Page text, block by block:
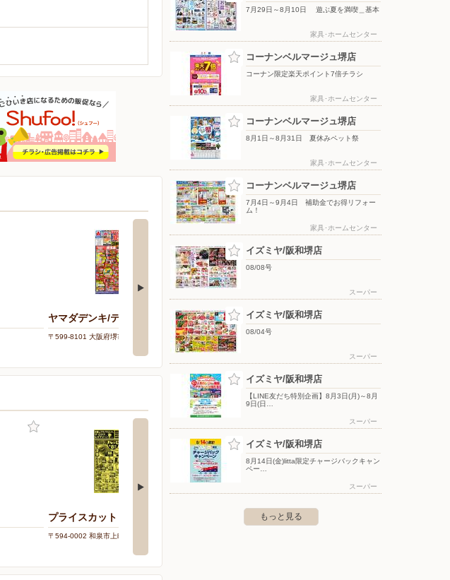
ヤマダデンキ/テックランド堺本店
〒599-8101 大阪府堺市東区八下町1-5-1
エディオン/泉大津店
〒595-0004 大阪府泉大津市千原町1-88-1
プライスカット 和泉鶴山台店
〒594-0002 和泉市上町436-4
オークワ 狭山店
7月29日～8月10日 遊ぶ夏を満喫＿基本
家具･ホームセンター
コーナンベルマージュ堺店
コーナン限定楽天ポイント7倍チラシ
家具･ホームセンター
コーナンベルマージュ堺店
8月1日～8月31日 夏休みペット祭
家具･ホームセンター
コーナンベルマージュ堺店
7月4日～9月4日 補助金でお得リフォー
ム！
家具･ホームセンター
イズミヤ/阪和堺店
08/08号
スーパー
イズミヤ/阪和堺店
08/04号
スーパー
イズミヤ/阪和堺店
【LINE友だち特別企画】8月3日(月)～8月
9日(日…
スーパー
イズミヤ/阪和堺店
8月14日(金)litta限定チャージバックキャン
ペー…
スーパー
もっと見る